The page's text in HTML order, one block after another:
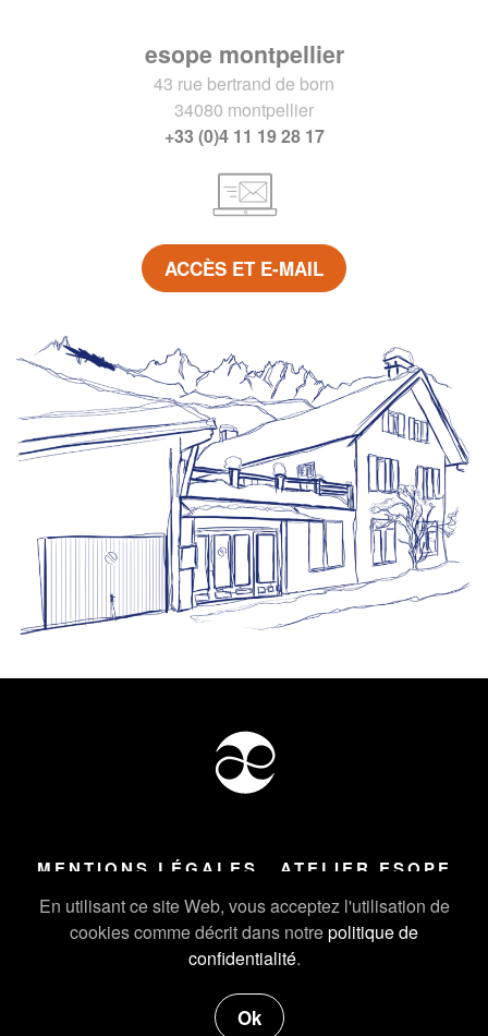
En utilisant ce site Web, vous acceptez l'utilisation de
cookies comme décrit dans notrepolitique de
confidentialité.
Ok
esope montpellier
43 rue bertrand de born
34080 montpellier
+33 (0)4 11 19 28 17
ACCÈS ET E-MAIL
MENTIONS LÉGALES ATELIER ESOPE